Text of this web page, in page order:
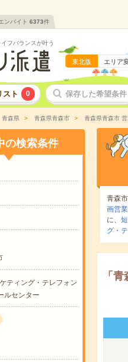
ンバイト 6373件
フバランスが叶う
東北版 エリア
スト 0 保存した希望条件
青森県 青森県青森市 青森県青森市
の検索条件
ティング・テレフォン
ルセンター
青森
画営
に、
グ・
「 青